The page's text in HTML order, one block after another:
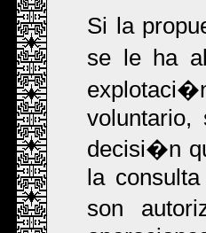
Si la
se le ha
decisi�n
la
son